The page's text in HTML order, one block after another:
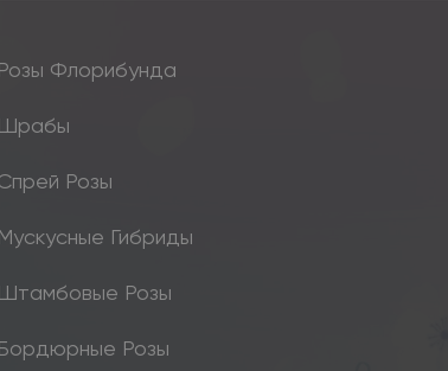
Розы Флорибунда
Шрабы
Розы
Мускусные Гибриды
Штамбовые Розы
Бордюрные Розы